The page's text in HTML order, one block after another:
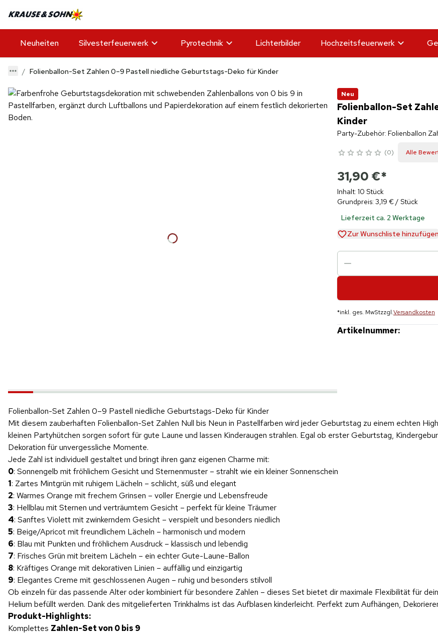
Neuheiten Silvesterfeuerwerk Pyrotechnik Lichterbilder Hochzeitsfeuerwerk
Folienballon-Set Zahlen 0–9 Pastell niedliche Geburtstags-Deko für Kinder
Neu
Folienballon-Set
Kinder
Party-Zubehör: Folienballon
0 Alle
31,90 €*
Inhalt: 10 Stück
Grundpreis: 3,19 € / Stück
Lieferzeit ca. 2 Werktage
Zur Wunschliste hinzufügen
*inkl. ges. MwStzzgl.Versandkosten
Artikelnummer:
Folienballon-Set Zahlen 0–9 Pastell niedliche Geburtstags-Deko für Kinder
Mit diesem zauberhaften Folienballon-Set Zahlen Null bis Neun in Pastellfarben wird jeder Geburtstag zu einem echten
kleinen Partyhütchen sorgen sofort für gute Laune und lassen Kinderaugen strahlen. Egal ob erster Geburtstag,
Dekoration für unvergessliche Momente.
Jede Zahl ist individuell gestaltet und bringt ihren ganz eigenen Charme mit:
0: Sonnengelb mit fröhlichem Gesicht und Sternenmuster – strahlt wie ein kleiner Sonnenschein
1: Zartes Mintgrün mit ruhigem Lächeln – schlicht, süß und elegant
2: Warmes Orange mit frechem Grinsen – voller Energie und Lebensfreude
3: Hellblau mit Sternen und verträumtem Gesicht – perfekt für kleine Träumer
4: Sanftes Violett mit zwinkerndem Gesicht – verspielt und besonders niedlich
5: Beige/Apricot mit freundlichem Lächeln – harmonisch und modern
6: Blau mit Punkten und fröhlichem Ausdruck – klassisch und lebendig
7: Frisches Grün mit breitem Lächeln – ein echter Gute-Laune-Ballon
8: Kräftiges Orange mit dekorativen Linien – auffällig und einzigartig
9: Elegantes Creme mit geschlossenen Augen – ruhig und besonders stilvoll
Ob einzeln für das passende Alter oder kombiniert für besondere Zahlen – dieses Set bietet dir maximale Flexibilität für
Helium befüllt werden. Dank des mitgelieferten Trinkhalms ist das Aufblasen kinderleicht. Perfekt zum Aufhängen,
Produkt-Highlights:
Komplettes Zahlen-Set von 0 bis 9